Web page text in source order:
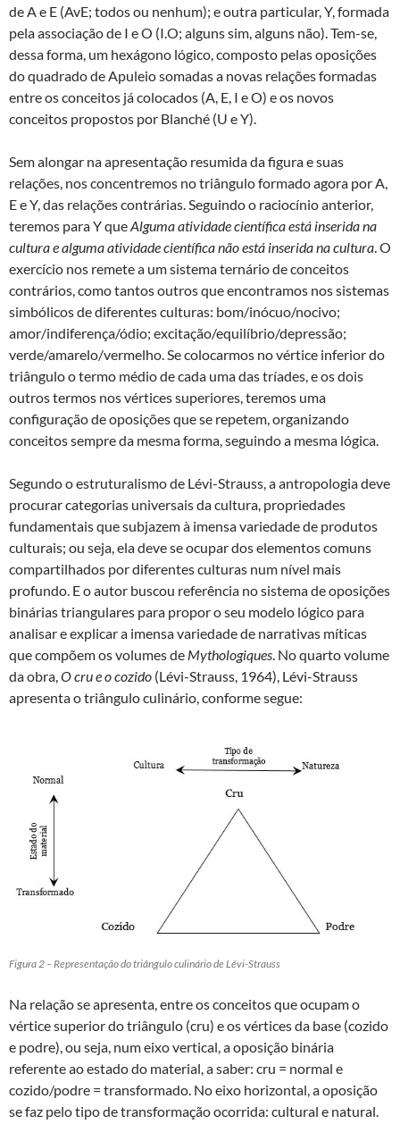
de A e E (AvE; todos ou nenhum); e outra particular, Y, formada
pela associação de I e O (I.O; alguns sim, alguns não). Tem-se,
dessa forma, um hexágono lógico, composto pelas oposições
do quadrado de Apuleio somadas a novas relações formadas
entre os conceitos já colocados (A, E, I e O) e os novos
conceitos propostos por Blanché (U e Y).
Sem alongar na apresentação resumida da figura e suas
relações, nos concentremos no triângulo formado agora por A,
E e Y, das relações contrárias. Seguindo o raciocínio anterior,
teremos para Y queAlguma atividade científica está inserida na
culturaealguma atividade científica não está inserida na cultura . O
exercício nos remete a um sistema ternário de conceitos
contrários, como tantos outros que encontramos nos sistemas
simbólicos de diferentes culturas: bom/inócuo/nocivo;
amor/indiferença/ódio; excitação/equilíbrio/depressão;
verde/amarelo/vermelho. Se colocarmos no vértice inferior do
triângulo o termo médio de cada uma das tríades, e os dois
outros termos nos vértices superiores, teremos uma
configuração de oposições que se repetem, organizando
conceitos sempre da mesma forma, seguindo a mesma lógica.
Segundo o estruturalismo de Lévi-Strauss, a antropologia deve
procurar categorias universais da cultura, propriedades
fundamentais que subjazem à imensa variedade de produtos
culturais; ou seja, ela deve se ocupar dos elementos comuns
compartilhados por diferentes culturas num nível mais
profundo. E o autor buscou referência no sistema de oposições
binárias triangulares para propor o seu modelo lógico para
analisar e explicar a imensa variedade de narrativas míticas
que compõem os volumes de Mythologiques . No quarto volume
da obra, O cru e o cozido (Lévi-Strauss, 1964), Lévi-Strauss
apresenta o triângulo culinário, conforme segue:
Figura 2 – Representação do triângulo culinário de Lévi-Strauss
Na relação se apresenta, entre os conceitos que ocupam o
vértice superior do triângulo (cru) e os vértices da base (cozido
e podre), ou seja, num eixo vertical, a oposição binária
referente ao estado do material, a saber: cru = normal e
cozido/podre = transformado. No eixo horizontal, a oposição
se faz pelo tipo de transformação ocorrida: cultural e natural.